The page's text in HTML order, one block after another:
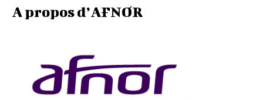
A propos d’AFNOR